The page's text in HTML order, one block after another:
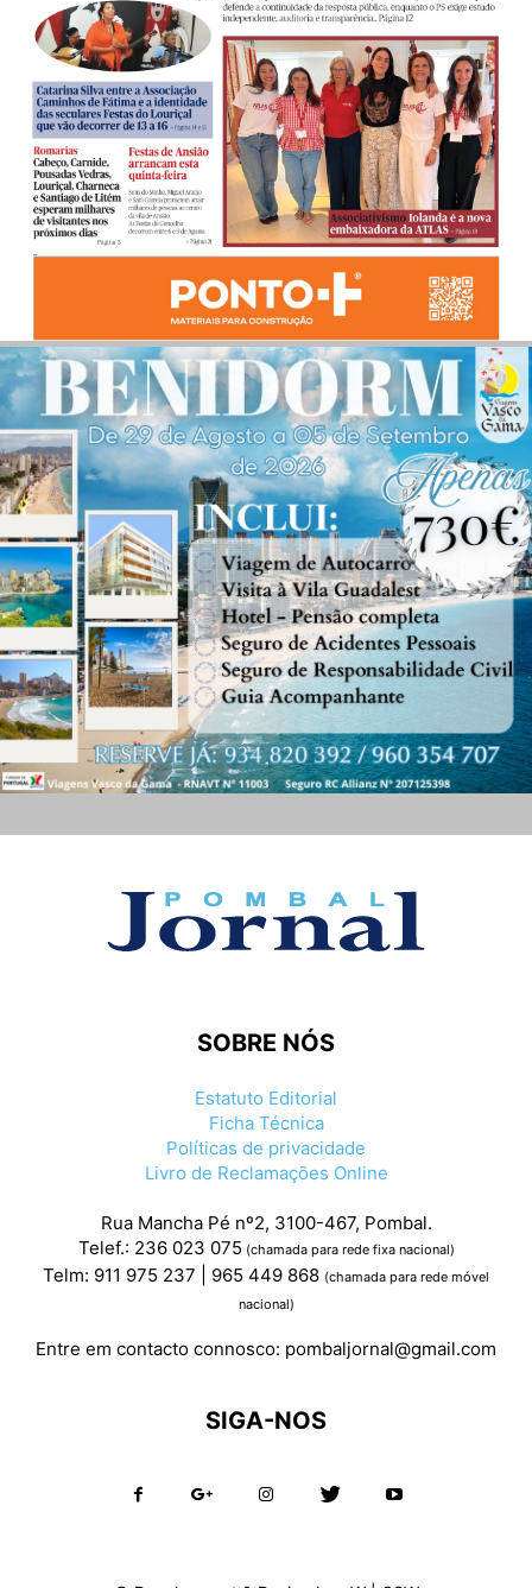
SOBRE NÓS
Estatuto Editorial
Ficha Técnica
Políticas de privacidade
Livro de Reclamações Online
Rua Mancha Pé nº2, 3100-467, Pombal.
Telef.: 236 023 075 (chamada para rede fixa nacional)
Telm: 911 975 237 | 965 449 868 (chamada para rede móvel
nacional)
Entre em contacto connosco: pombaljornal@gmail.com
SIGA-NOS